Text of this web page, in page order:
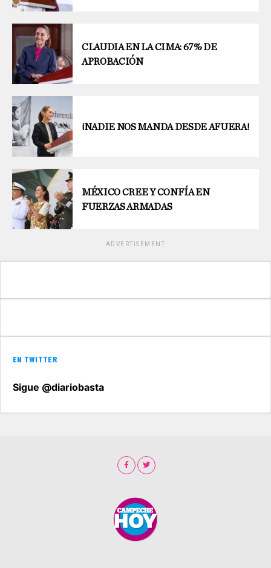
CLAUDIA EN LA CIMA: 67% DE
APROBACIÓN
¡NADIE NOS MANDA DESDE AFUERA!
MÉXICO CREE Y CONFÍA EN
FUERZAS ARMADAS
ADVERTISEMENT
EN TWITTER
Sigue @diariobasta